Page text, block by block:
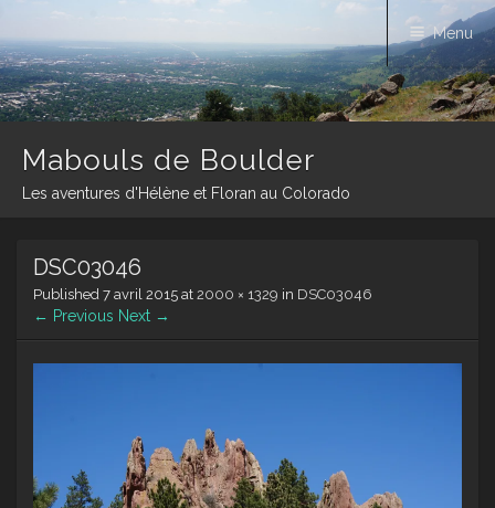
Mabouls de Boulder
Les aventures d'Hélène et Floran au Colorado
Menu
content
DSC03046
Published 7 avril 2015 at 2000 × 1329 in DSC03046
← Previous Next →